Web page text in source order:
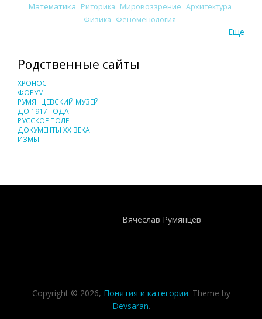
Математика Риторика Мировоззрение Архитектура
Физика Феноменология
Еще
Родственные сайты
ХРОНОС
ФОРУМ
РУМЯНЦЕВСКИЙ МУЗЕЙ
ДО 1917 ГОДА
РУССКОЕ ПОЛЕ
ДОКУМЕНТЫ XX ВЕКА
ИЗМЫ
Вячеслав Румянцев
Copyright © 2026, Понятия и категории. Theme by
Devsaran.